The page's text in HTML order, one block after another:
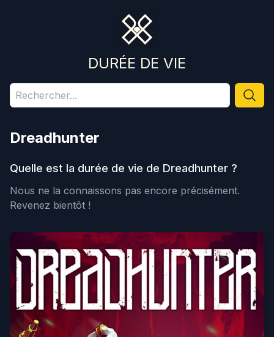
DURÉE DE VIE
Dreadhunter
Quelle est la durée de vie de Dreadhunter ?
Nous ne la connaissons pas encore précisément.
Revenez bientôt !